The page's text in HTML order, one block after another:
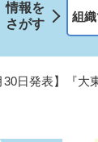
情報を
さがす
組
30日発表】『